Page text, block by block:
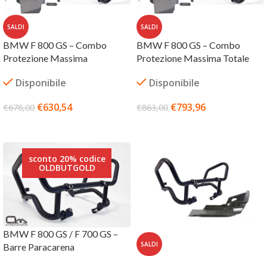
SALDI
BMW F 800 GS – Combo
Protezione Massima
Disponibile
€678,00 €630,54
SALDI
BMW F 800 GS – Combo
Protezione Massima Totale
Disponibile
€863,00 €793,96
sconto 20% codice
OLDBUTGOLD
BMW F 800 GS / F 700 GS –
Barre Paracarena
SALDI